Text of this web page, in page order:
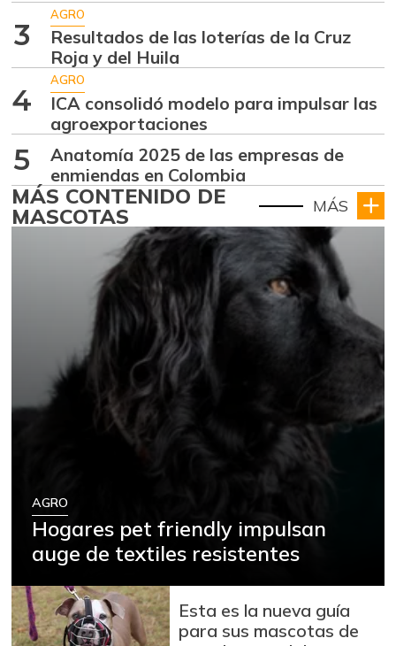
3
AGRO
Resultados de las loterías de la Cruz
Roja y del Huila
4
AGRO
ICA consolidó modelo para impulsar las
agroexportaciones
5
Anatomía 2025 de las empresas de
enmiendas en Colombia
MÁS CONTENIDO DE
MASCOTAS MÁS
AGRO
Hogares pet friendly impulsan
auge de textiles resistentes
Esta es la nueva guía
para sus mascotas de